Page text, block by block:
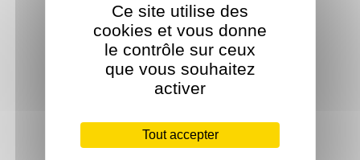
Ce site utilise des
cookies et vous donne
le contrôle sur ceux
que vous souhaitez
activer
Tout accepter